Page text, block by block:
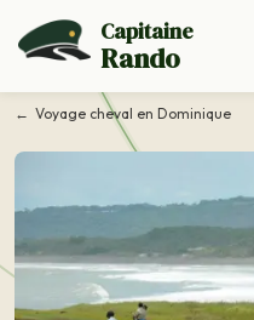
Capitaine
Rando
Voyage cheval en Dominique